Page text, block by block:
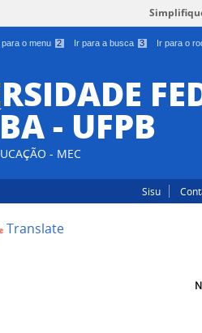
para o menu 2 Ir para a busca 3 Ir para o
- UFPB
- MEC
Sisu
Translate